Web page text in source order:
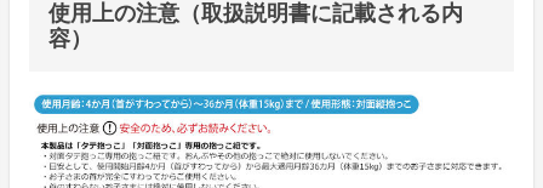
使用上の注意（取扱説明書に記載される内
容）